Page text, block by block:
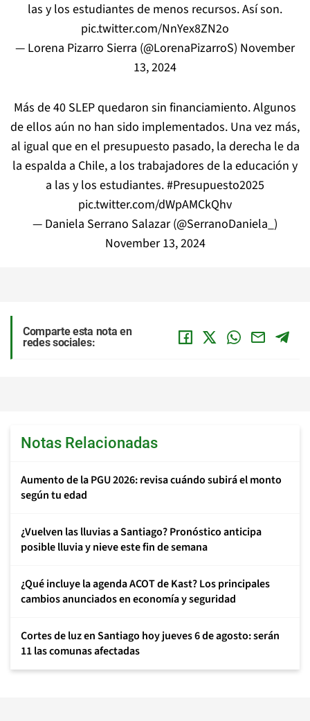
las y los estudiantes de menos recursos. Así son.
pic.twitter.com/NnYex8ZN2o
— Lorena Pizarro Sierra (@LorenaPizarroS) November
13, 2024
Más de 40 SLEP quedaron sin financiamiento. Algunos
de ellos aún no han sido implementados. Una vez más,
al igual que en el presupuesto pasado, la derecha le da
la espalda a Chile, a los trabajadores de la educación y
a las y los estudiantes.#Presupuesto2025
pic.twitter.com/dWpAMCkQhv
— Daniela Serrano Salazar (@SerranoDaniela_)
November 13, 2024
Comparte esta nota en
redes sociales:
Notas Relacionadas
Aumento de la PGU 2026: revisa cuándo subirá el monto
según tu edad
¿Vuelven las lluvias a Santiago? Pronóstico anticipa
posible lluvia y nieve este fin de semana
¿Qué incluye la agenda ACOT de Kast? Los principales
cambios anunciados en economía y seguridad
Cortes de luz en Santiago hoy jueves 6 de agosto: serán
11 las comunas afectadas